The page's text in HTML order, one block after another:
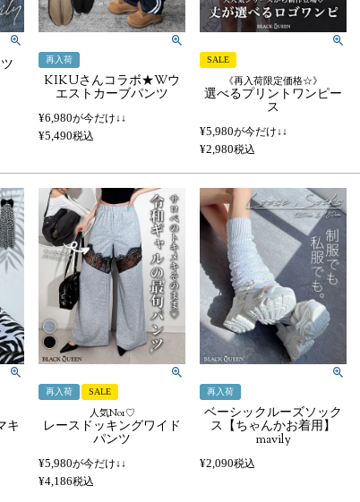
再入荷
KIKUさんコラボ★Wウ
エストカーブパンツ
¥6,980が今だけ↓↓
¥5,490税込
SALE
《再入荷限定価格☆》
選べるプリントワンピー
ス
¥5,980が今だけ↓↓
¥2,980税込
キ
再入荷 SALE
人気No1♡
レースドッキングワイド
パンツ
¥5,980が今だけ↓↓
¥4,186税込
再入荷
ベーシックルーズソック
ス【ちゃんかお着用】
mavily
¥2,090税込